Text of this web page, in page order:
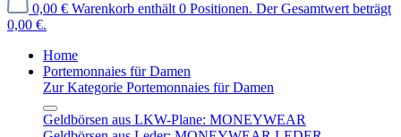
0,00 € Warenkorb enthält 0 Positionen. Der Gesamtwert beträgt
0,00 €.
Home
Portemonnaies für Damen
Zur Kategorie Portemonnaies für Damen
Geldbörsen aus LKW-Plane: MONEYWEAR